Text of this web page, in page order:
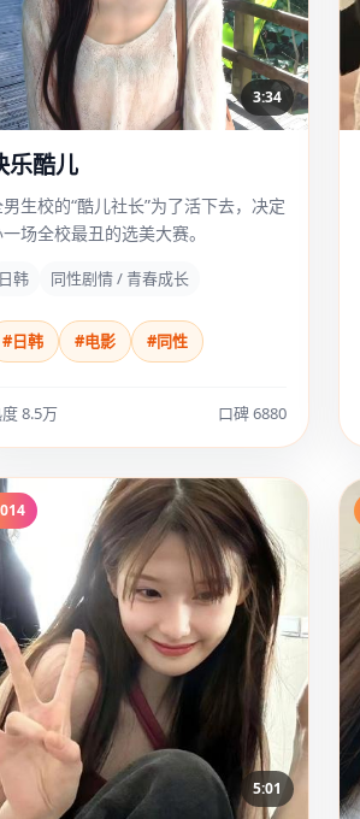
3:34
乐酷儿
生校的“酷儿社长”为了活下去，决定
场全校最丑的选美大赛。
日韩 同性剧情 / 青春成长
#日韩 #电影 #同性
8.5万 口碑 6880
5:01